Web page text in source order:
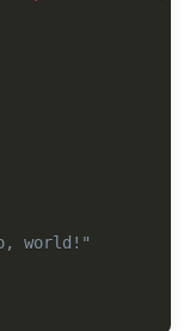
world!"